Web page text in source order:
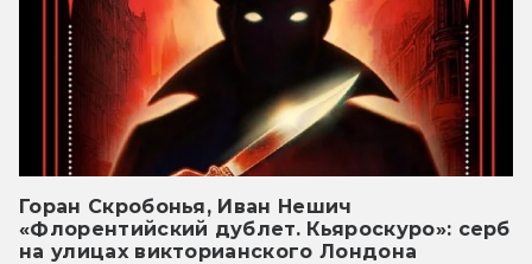
Горан Скробонья, Иван Нешич
«Флорентийский дублет. Кьяроскуро»: серб
на улицах викторианского Лондона